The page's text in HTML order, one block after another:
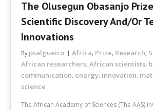
The Olusegun Obasanjo
Scientific Discovery And/or
Innovations
By psalgueiro Africa, Prize, Research,
African researchers, African scientists,
communication, energy, innovation,
science
The African Academy of Sciences (The AAS)